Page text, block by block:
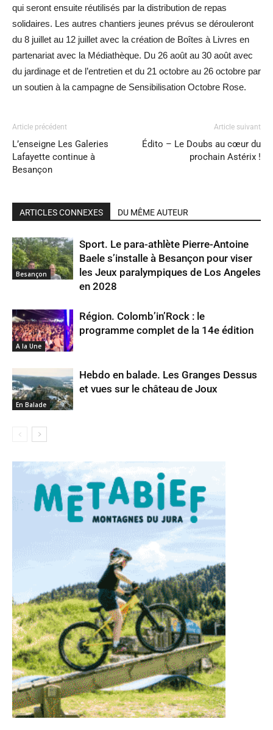
qui seront ensuite réutilisés par la distribution de repas
solidaires. Les autres chantiers jeunes prévus se dérouleront
du 8 juillet au 12 juillet avec la création de Boîtes à Livres en
partenariat avec la Médiathèque. Du 26 août au 30 août avec
du jardinage et de l’entretien et du 21 octobre au 26 octobre par
un soutien à la campagne de Sensibilisation Octobre Rose.
Article précédent
L’enseigne Les Galeries
Lafayette continue à
Besançon
Article suivant
Édito – Le Doubs au cœur du
prochain Astérix !
ARTICLES CONNEXES DU MÊME AUTEUR
Besançon
Sport. Le para-athlète Pierre-Antoine
Baele s’installe à Besançon pour viser
les Jeux paralympiques de Los Angeles
en 2028
A la Une
Région. Colomb’in’Rock : le
programme complet de la 14e édition
En Balade
Hebdo en balade. Les Granges Dessus
et vues sur le château de Joux